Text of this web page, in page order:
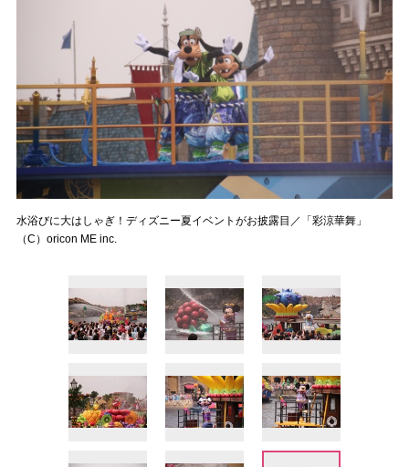
水浴びに大はしゃぎ！ディズニー夏イベントがお披露目／「彩涼華舞」
（C）oricon ME inc.